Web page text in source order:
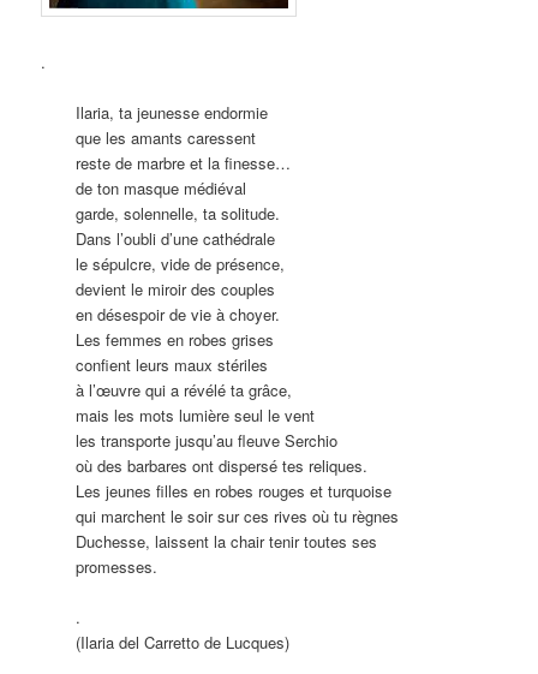
.
Ilaria, ta jeunesse endormie
que les amants caressent
reste de marbre et la finesse…
de ton masque médiéval
garde, solennelle, ta solitude.
Dans l’oubli d’une cathédrale
le sépulcre, vide de présence,
devient le miroir des couples
en désespoir de vie à choyer.
Les femmes en robes grises
confient leurs maux stériles
à l’œuvre qui a révélé ta grâce,
mais les mots lumière seul le vent
les transporte jusqu’au fleuve Serchio
où des barbares ont dispersé tes reliques.
Les jeunes filles en robes rouges et turquoise
qui marchent le soir sur ces rives où tu règnes
Duchesse, laissent la chair tenir toutes ses
promesses.
.
(Ilaria del Carretto de Lucques)